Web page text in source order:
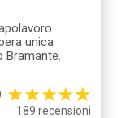
unica
Bramante.
★★★★☆
★
189 recensioni